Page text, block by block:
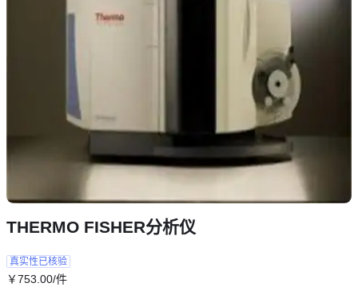
THERMO FISHER分析仪
真实性已核验
￥753.00/件